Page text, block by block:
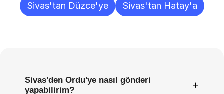
Sivas'tan Düzce'ye
Sivas'tan Hatay'a
Sivas'den Ordu'ye nasıl gönderi
yapabilirim?
+